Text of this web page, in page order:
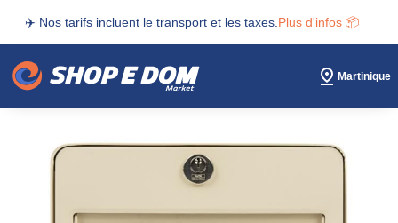
✈️ Nos tarifs incluent le transport et les taxes. Plus d'infos 📦
Martinique